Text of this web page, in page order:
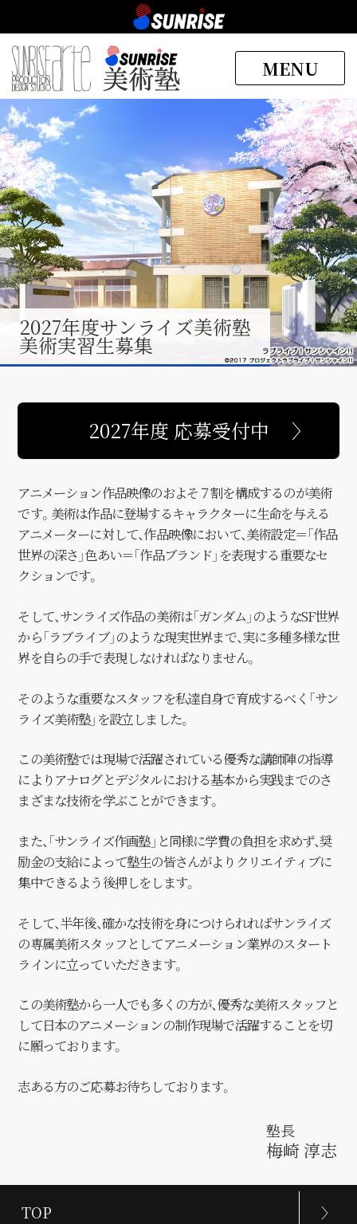
MENU
2027年度サンライズ美術塾
美術実習生募集
2027年度 応募受付中
アニメーション作品映像のおよそ７割を構成するのが美術
です。 美術は作品に登場するキャラクターに生命を与える
アニメーターに対して、作品映像において、美術設定＝「作品
世界の深さ」色あい＝「作品ブランド」を表現する重要なセ
クションです。
そして、サンライズ作品の美術は「ガンダム」のようなSF世界
から「ラブライブ」のような現実世界まで、実に多種多様な世
界を自らの手で表現しなければなりません。
そのような重要なスタッフを私達自身で育成するべく 「サン
ライズ美術塾」を設立しました。
この美術塾では現場で活躍されている優秀な講師陣の指導
によりアナログとデジタルにおける基本から実践までのさ
まざまな技術を学ぶことができます。
また、「サンライズ作画塾」と同様に学費の負担を求めず、奨
励金の支給によって塾生の皆さんがよりクリエイティブに
集中できるよう後押しをします。
そして、半年後、確かな技術を身につけられればサンライズ
の専属美術スタッフとしてアニメーション業界のスタート
ラインに立っていただきます。
この美術塾から一人でも多くの方が、優秀な美術スタッフと
して日本のアニメーションの制作現場で活躍することを切
に願っております。
志ある方のご応募お待ちしております。
塾長
梅崎 淳志
TOP